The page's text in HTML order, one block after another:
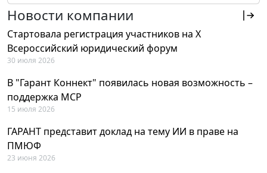
Новости компании
Стартовала регистрация участников на X
Всероссийский юридический форум
30 июля 2026
В "Гарант Коннект" появилась новая возможность –
поддержка MCP
15 июля 2026
ГАРАНТ представит доклад на тему ИИ в праве на
ПМЮФ
23 июня 2026